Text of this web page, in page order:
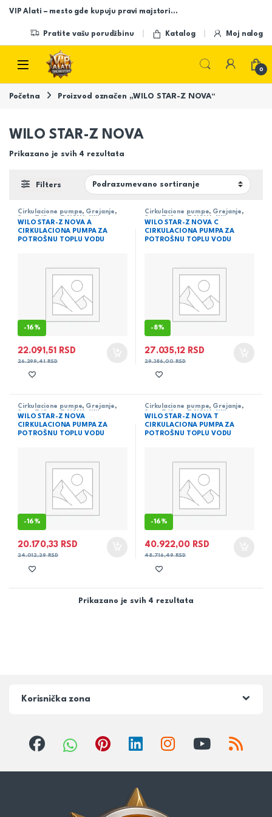
Skip to navigation
Skip to content
VIP Alati – mesto gde kupuju pravi majstori…
Pratite vašu porudžbinu Katalog Moj nalog
Open
0
Početna Proizvod označen „WILO STAR-Z NOVA“
WILO STAR-Z NOVA
Prikazano je svih 4 rezultata
Filters
Cirkulacione pumpe, Grejanje ,
Star-Z/Star-Z NOVA
,Wilo
WILO STAR-Z NOVA A
CIRKULACIONA PUMPA ZA
POTROŠNU TOPLU VODU
-16%
22.091,51 RSD
26.299,41RSD
Cirkulacione pumpe, Grejanje ,
Star-Z/Star-Z NOVA
,Wilo
WILO STAR-Z NOVA C
CIRKULACIONA PUMPA ZA
POTROŠNU TOPLU VODU
-8%
27.035,12 RSD
29.386,00RSD
Cirkulacione pumpe, Grejanje ,
Star-Z/Star-Z NOVA
WILO STAR-Z NOVA
CIRKULACIONA PUMPA ZA
POTROŠNU TOPLU VODU
-16%
20.170,33 RSD
24.012,29RSD
Cirkulacione pumpe, Grejanje ,
Star-Z/Star-Z NOVA
,Wilo
WILO STAR-Z NOVA T
CIRKULACIONA PUMPA ZA
POTROŠNU TOPLU VODU
-16%
40.922,00 RSD
48.716,49RSD
Prikazano je svih 4 rezultata
Korisnička zona